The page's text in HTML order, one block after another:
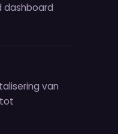
dashboard
van